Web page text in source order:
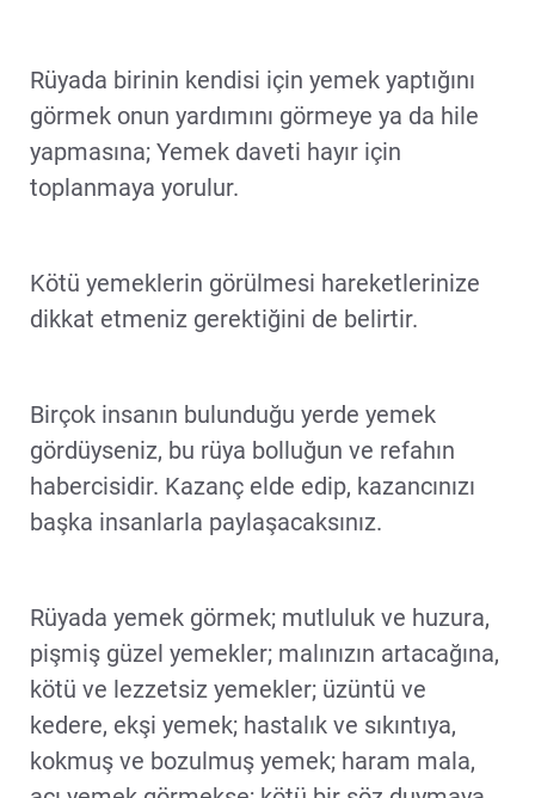
Rüyada birinin kendisi için yemek yaptığını
görmek onun yardımını görmeye ya da hile
yapmasına; Yemek daveti hayır için
toplanmaya yorulur.
Kötü yemeklerin görülmesi hareketlerinize
dikkat etmeniz gerektiğini de belirtir.
Birçok insanın bulunduğu yerde yemek
gördüyseniz, bu rüya bolluğun ve refahın
habercisidir. Kazanç elde edip, kazancınızı
başka insanlarla paylaşacaksınız.
Rüyada yemek görmek; mutluluk ve huzura,
pişmiş güzel yemekler; malınızın artacağına,
kötü ve lezzetsiz yemekler; üzüntü ve
kedere, ekşi yemek; hastalık ve sıkıntıya,
kokmuş ve bozulmuş yemek; haram mala,